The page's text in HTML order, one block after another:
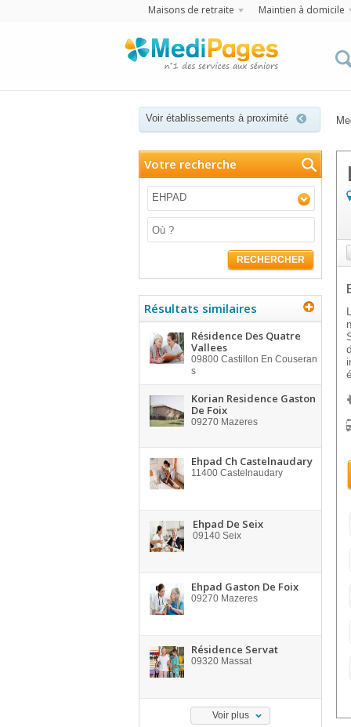
Maisons de retraite Maintien à domicile
Voir établissements à proximité
Votre recherche
EHPAD
RECHERCHER
Résultats similaires
Résidence Des Quatre
Vallees
09800 Castillon En Couseran
s
Korian Residence Gaston
De Foix
09270 Mazeres
Ehpad Ch Castelnaudary
11400 Castelnaudary
Ehpad De Seix
09140 Seix
Ehpad Gaston De Foix
09270 Mazeres
Résidence Servat
09320 Massat
Voir plus